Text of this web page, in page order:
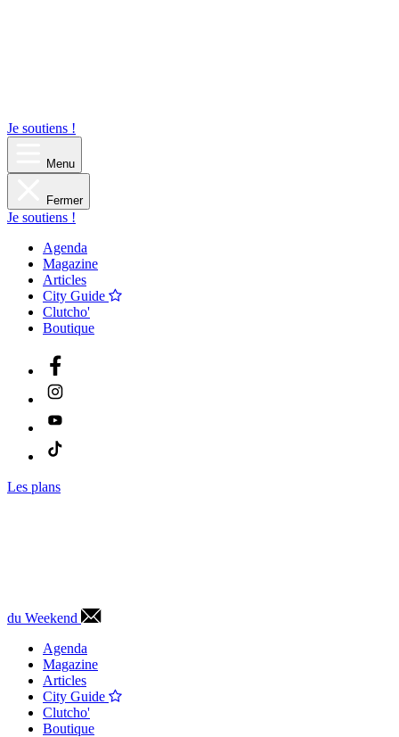
Je soutiens !
Menu
Fermer
Je soutiens !
Agenda
Magazine
Articles
City Guide
Clutcho'
Boutique
Les plans
du Weekend
Agenda
Magazine
Articles
City Guide
Clutcho'
Boutique